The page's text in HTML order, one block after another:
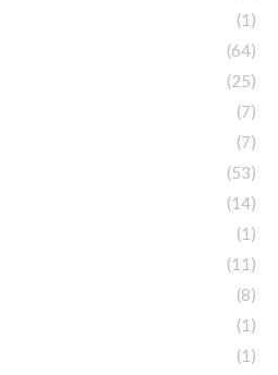
(1)
(64)
(25)
(7)
(7)
(53)
(14)
(1)
(11)
(8)
(1)
(1)